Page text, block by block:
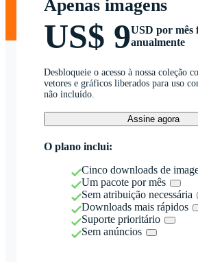
Apenas imagens
US$ 9USD por mês
anualmente
Desbloqueie o acesso à nossa coleção
vetores e gráficos liberados para uso
não incluído.
Assine agora
O plano inclui:
Cinco downloads de
Um pacote por mês
Sem atribuição necessária
Downloads mais rápidos
Suporte prioritário
Sem anúncios